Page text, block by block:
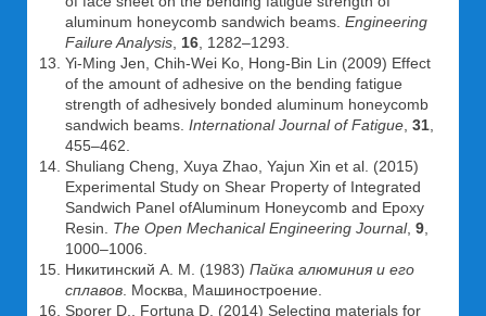
aluminum honeycomb sandwich beams. Engineering
Failure Analysis 16 , 1282–1293.
Yi-Ming Jen, Chih-Wei Ko, Hong-Bin Lin (2009) Effect
of the amount of adhesive on the bending fatigue
strength of adhesively bonded aluminum honeycomb
sandwich beams. International Journal of Fatigue 31
455–462.
Shuliang Cheng, Xuya Zhao, Yajun Xin et al. (2015)
Experimental Study on Shear Property of Integrated
Sandwich Panel ofAluminum Honeycomb and Epoxy
Resin. The Open Mechanical Engineering Journal, 9
1000–1006.
Никитинский А. М. (1983) Пайка алюминия и его
сплавов . Москва, Машиностроение.
Sporer D., Fortuna D. (2014) Selecting materials for